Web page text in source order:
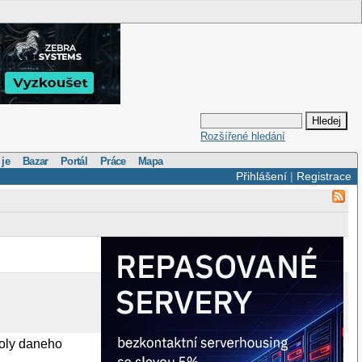
Rozšířené hledání
je Bazar Portál Práce Mapa
Přihlášení| Registrace
daneho